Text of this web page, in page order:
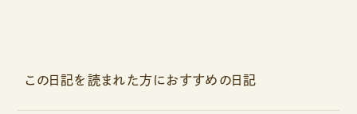
この日記を読まれた方におすすめの日記